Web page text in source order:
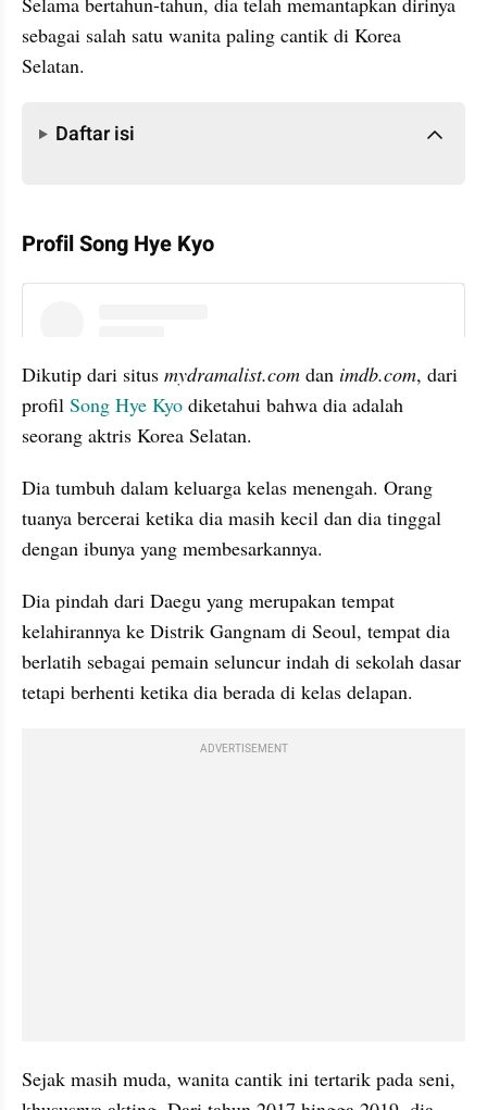
sebagai salah satu wanita paling cantik di Korea
Selatan.
Daftar isi
Profil Song Hye Kyo
Dikutip dari situs mydramalist.com dan imdb.com, dari
profil Song Hye Kyo diketahui bahwa dia adalah
seorang aktris Korea Selatan.
Dia tumbuh dalam keluarga kelas menengah. Orang
tuanya bercerai ketika dia masih kecil dan dia tinggal
dengan ibunya yang membesarkannya.
Dia pindah dari Daegu yang merupakan tempat
kelahirannya ke Distrik Gangnam di Seoul, tempat dia
berlatih sebagai pemain seluncur indah di sekolah dasar
tetapi berhenti ketika dia berada di kelas delapan.
ADVERTISEMENT
Sejak masih muda, wanita cantik ini tertarik pada seni,